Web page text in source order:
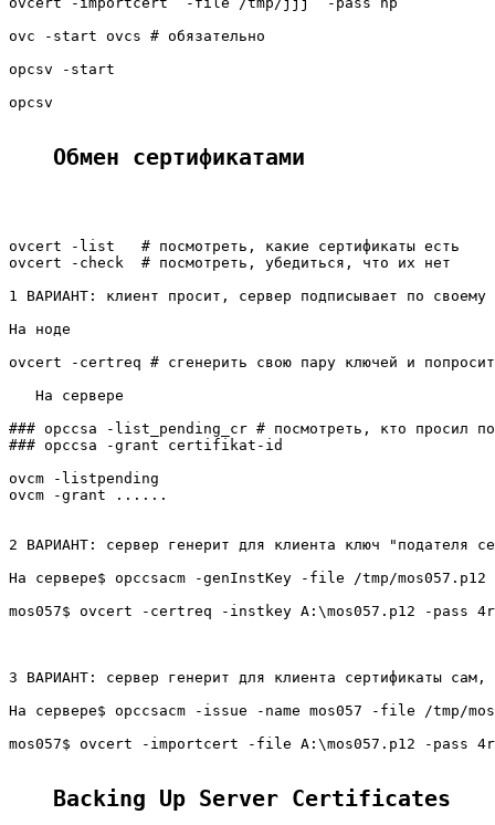
ovc -start ovcs # обязательно
opcsv -start
opcsv
Обмен сертификатами
ovcert -list   # посмотреть, какие сертификаты есть
ovcert -check  # посмотреть, убедиться, что их нет
1 ВАРИАНТ: клиент просит, сервер подписывает по своему
На ноде
ovcert -certreq # сгенерить свою пару ключей и
   На сервере
### opccsa -list_pending_cr # посмотреть, кто просил
### opccsa -grant certifikat-id
ovcm -listpending
ovcm -grant ......
2 ВАРИАНТ: сервер генерит для клиента ключ "подателя
На сервере$ opccsacm -genInstKey -file /tmp/mos057.p12
mos057$ ovcert -certreq -instkey A:\mos057.p12 -pass
3 ВАРИАНТ: сервер генерит для клиента сертификаты сам,
На сервере$ opccsacm -issue -name mos057 -file /tmp/
mos057$ ovcert -importcert -file A:\mos057.p12 -pass
Backing Up Server Certificates